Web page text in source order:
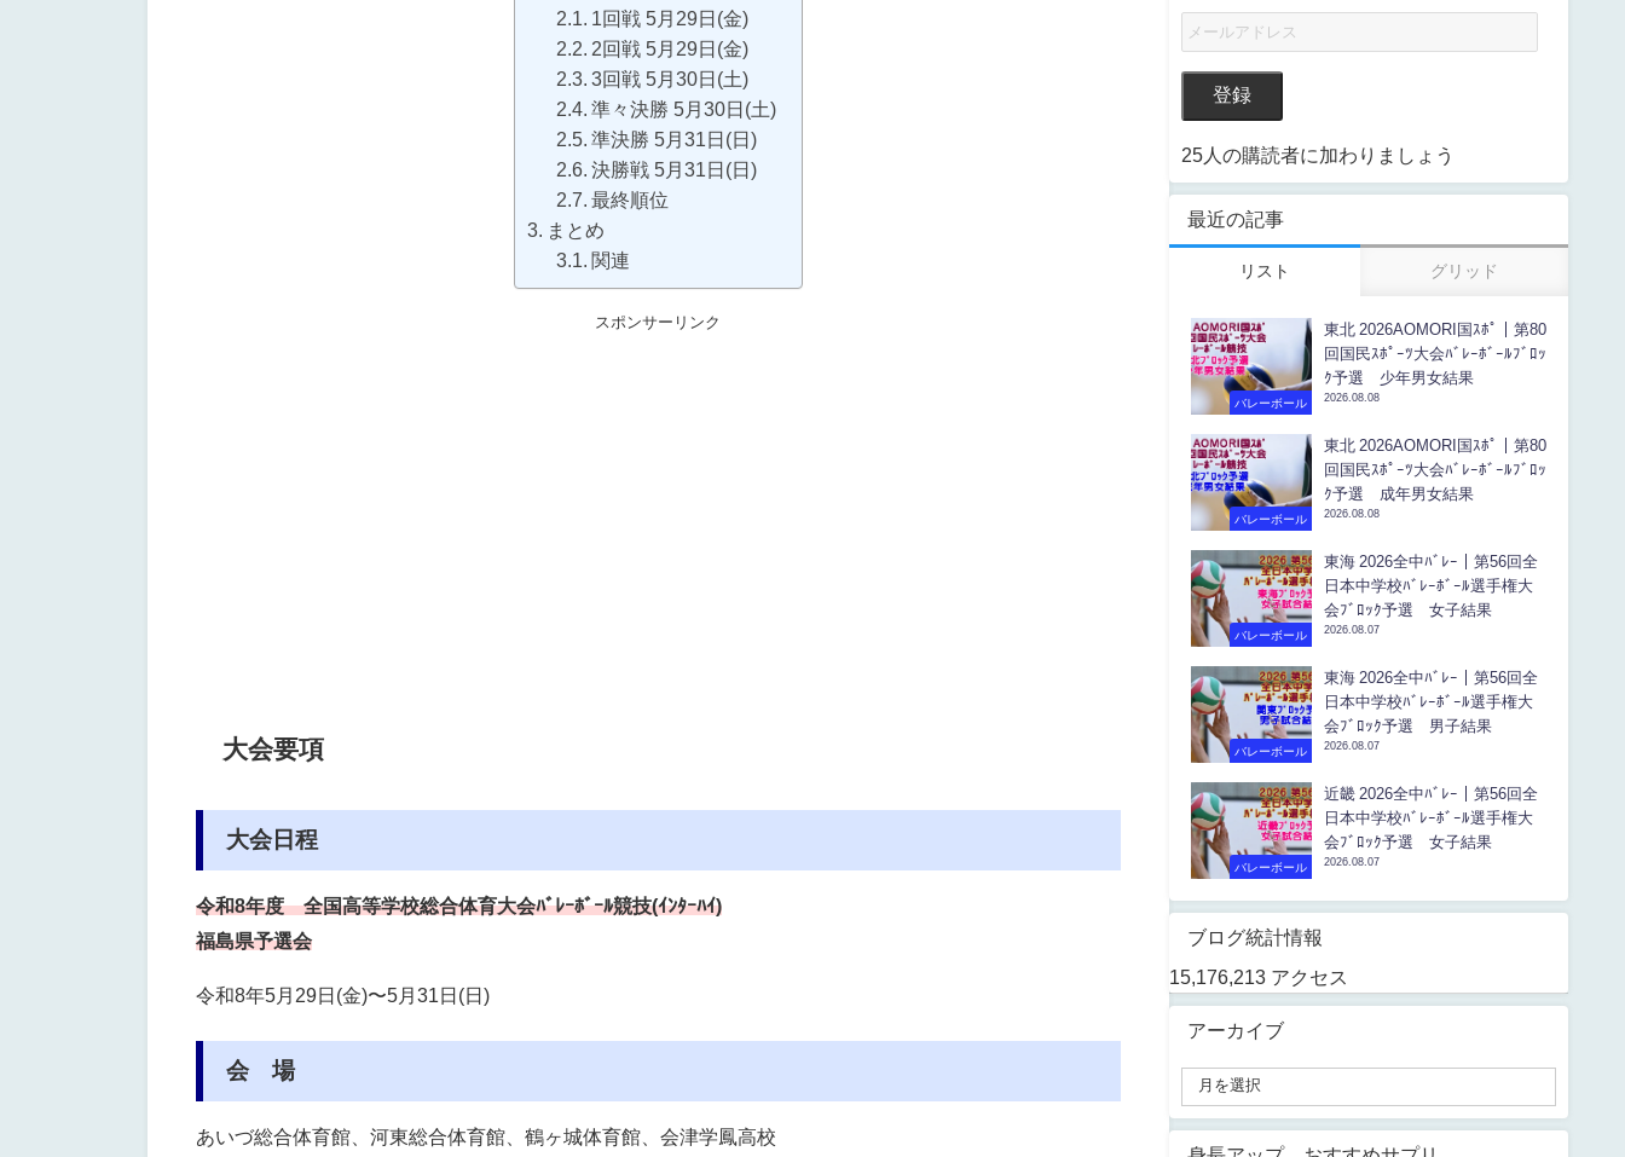
1回戦 5月29日(金)
2回戦 5月29日(金)
3回戦 5月30日(土)
準々決勝 5月30日(土)
準決勝 5月31日(日)
決勝戦 5月31日(日)
最終順位
まとめ
関連
スポンサーリンク
大会要項
大会日程
令和8年度全国高等学校総合体育大会ﾊﾞﾚｰﾎﾞｰﾙ競技(ｲﾝﾀｰﾊｲ)
福島県予選会
令和8年5月29日(金)〜5月31日(日)
会 場
あいづ総合体育館、河東総合体育館、鶴ヶ城体育館、会津学鳳高校
登録
25人の購読者に加わりましょう
最近の記事
リスト グリッド
バレーボール
東北 2026AOMORI国ｽﾎﾟ｜第80
回国民ｽﾎﾟｰﾂ大会ﾊﾞﾚｰﾎﾞｰﾙﾌﾞﾛｯ
ｸ予選 少年男女結果
2026.08.08
バレーボール
東北 2026AOMORI国ｽﾎﾟ｜第80
回国民ｽﾎﾟｰﾂ大会ﾊﾞﾚｰﾎﾞｰﾙﾌﾞﾛｯ
ｸ予選 成年男女結果
2026.08.08
バレーボール
東海 2026全中ﾊﾞﾚｰ｜第56回全
日本中学校ﾊﾞﾚｰﾎﾞｰﾙ選手権大
会ﾌﾞﾛｯｸ予選 女子結果
2026.08.07
バレーボール
東海 2026全中ﾊﾞﾚｰ｜第56回全
日本中学校ﾊﾞﾚｰﾎﾞｰﾙ選手権大
会ﾌﾞﾛｯｸ予選 男子結果
2026.08.07
バレーボール
近畿 2026全中ﾊﾞﾚｰ｜第56回全
日本中学校ﾊﾞﾚｰﾎﾞｰﾙ選手権大
会ﾌﾞﾛｯｸ予選 女子結果
2026.08.07
ブログ統計情報
15,176,213 アクセス
アーカイブ